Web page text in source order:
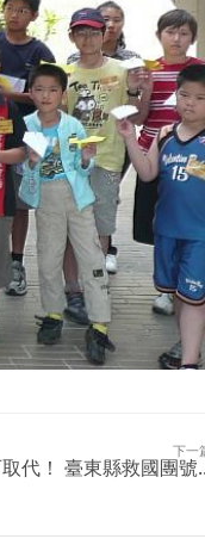
下一
代！ 臺東縣救國團號